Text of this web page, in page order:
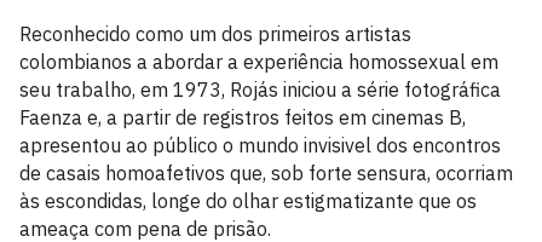
Reconhecido como um dos primeiros artistas
colombianos a abordar a experiência homossexual em
seu trabalho, em 1973, Rojás iniciou a série fotográfica
Faenza e, a partir de registros feitos em cinemas B,
apresentou ao público o mundo invisivel dos encontros
de casais homoafetivos que, sob forte sensura, ocorriam
às escondidas, longe do olhar estigmatizante que os
ameaça com pena de prisão.